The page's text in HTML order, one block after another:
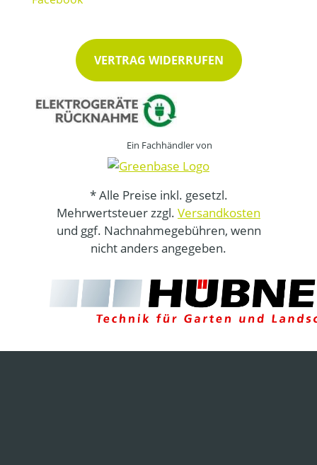
VERTRAG WIDERRUFEN
Ein Fachhändler von
* Alle Preise inkl. gesetzl.
Mehrwertsteuer zzgl. Versandkosten
und ggf. Nachnahmegebühren, wenn
nicht anders angegeben.